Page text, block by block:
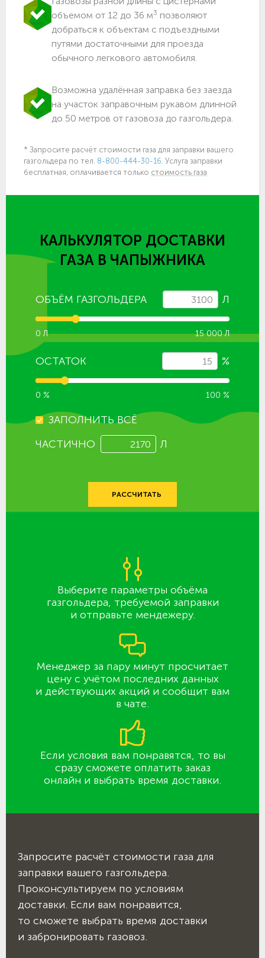
объемом от 12 до 36 м3 позволяют
добраться к объектам c подъездными
путями достаточными для проезда
обычного легкового автомобиля.
Возможна удалённая заправка без заезда
на участок заправочным рукавом длинной
до 50 метров от газовоза до газгольдера.
* Запросите расчёт стоимости газа для заправки вашего
газгольдера по тел. 8-800-444-30-16. Услуга заправки
бесплатная, оплачивается только стоимость газа
КАЛЬКУЛЯТОР ДОСТАВКИ
ГАЗА В ЧАПЫЖНИКА
ОБЪЁМ ГАЗГОЛЬДЕРА Л
0 Л 15 000 Л
ОСТАТОК %
0 % 100 %
ЗАПОЛНИТЬ ВСЁ
ЧАСТИЧНО
Л
РАССЧИТАТЬ
Выберите параметры объёма
газгольдера, требуемой заправки
и отправьте мендежеру.
Менеджер за пару минут просчитает
цену с учётом последних данных
и действующих акций и сообщит вам
в чате.
Если условия вам понравятся, то вы
сразу сможете оплатить заказ
онлайн и выбрать время доставки.
Запросите расчёт стоимости газа для
заправки вашего газгольдера.
Проконсультируем по условиям
доставки. Если вам понравится,
то сможете выбрать время доставки
и забронировать газовоз.